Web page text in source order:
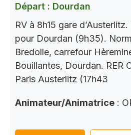
Départ : Dourdan
RV à 8h15 gare
pour Dourdan (9h35).
Bredolle, carrefour
Bouillantes, Dourdan. RER
Paris Austerlitz (17h43
Animateur/Animatrice :